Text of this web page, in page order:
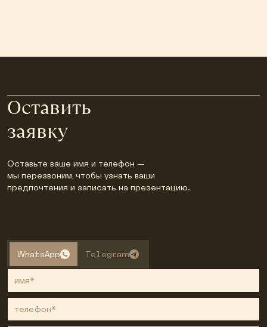
Оставить
заявку
Оставьте ваше имя и телефон —
мы перезвоним, чтобы узнать ваши
предпочтения и записать на презентацию.
WhatsApp Telegram
имя*
телефон*